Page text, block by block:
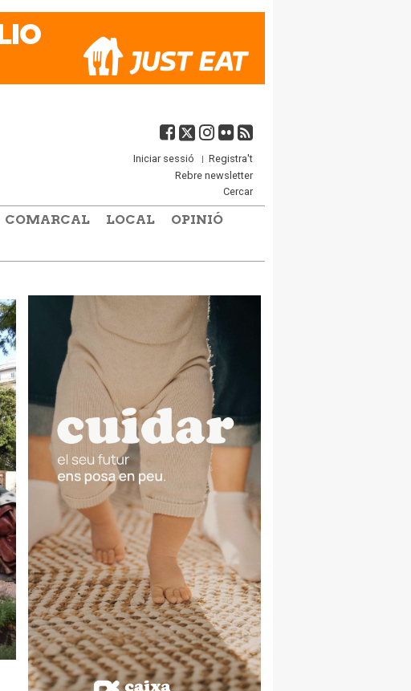
Iniciar sessió
Registra't
Rebre newsletter
Cercar
COMARCAL LOCAL
OPINIÓ